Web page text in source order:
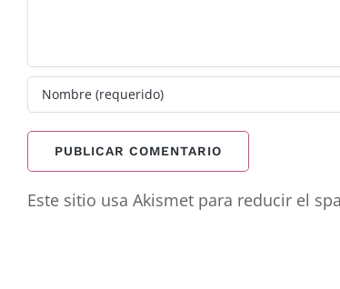
Este sitio usa Akismet para reducir el